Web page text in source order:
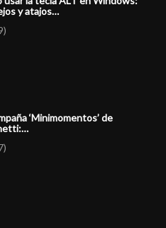
y atajos…
‘Minimomentos’ de